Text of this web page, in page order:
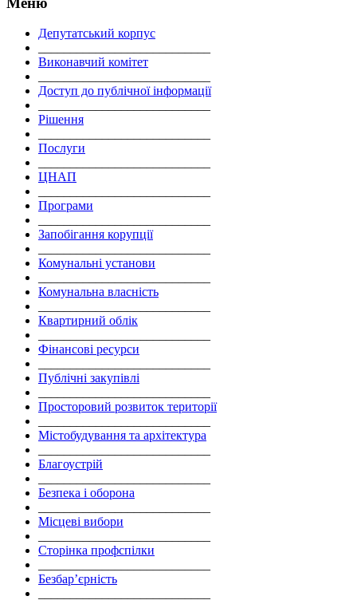
Депутатський корпус
Виконавчий комітет
Доступ до публічної інформації
Рішення
Послуги
ЦНАП
Програми
Запобігання корупції
Комунальні установи
Комунальна власність
Квартирний облік
Фінансові ресурси
Публічні закупівлі
Просторовий розвиток території
Містобудування та архітектура
Благоустрій
Безпека і оборона
Місцеві вибори
Сторінка профспілки
Безбар’єрність